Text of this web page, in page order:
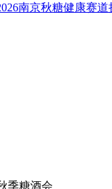
南京秋糖健康赛道
季糖酒会